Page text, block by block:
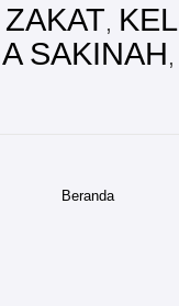
,
SAKINAH,
Beranda